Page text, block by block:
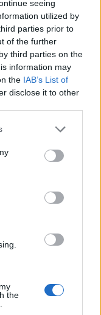
seeing
utilized by
parties prior to
of the further
third parties on the
information may
the IAB’s List of
disclose it to other
the